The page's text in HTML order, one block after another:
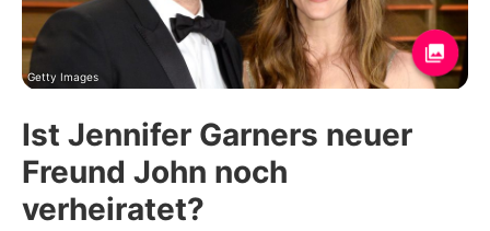
Familie & Liebe
Promiflash Exklusiv
Alle Themen auf Promiflash
Getty Images
Ist Jennifer Garners neuer
Freund John noch
verheiratet?